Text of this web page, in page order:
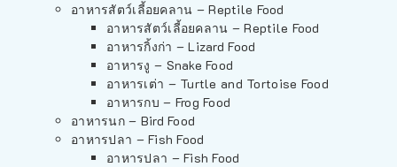
อาหารสัตว์เลี้อยคลาน – Reptile Food
อาหารสัตว์เลี้อยคลาน – Reptile Food
อาหารกิ้งก่า – Lizard Food
อาหารงู – Snake Food
อาหารเต่า – Turtle and Tortoise Food
อาหารกบ – Frog Food
อาหารนก – Bird Food
อาหารปลา – Fish Food
อาหารปลา – Fish Food